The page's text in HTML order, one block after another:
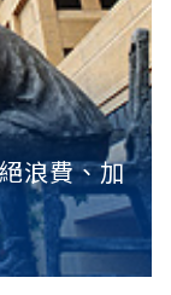
浪費、加